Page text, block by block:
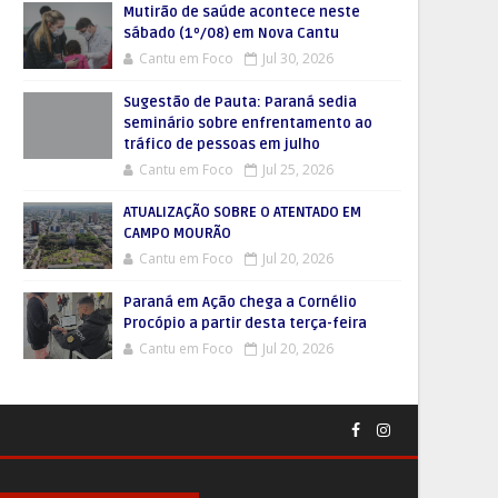
Mutirão de saúde acontece neste
sábado (1º/08) em Nova Cantu
Cantu em Foco Jul 30, 2026
Sugestão de Pauta: Paraná sedia
seminário sobre enfrentamento ao
tráfico de pessoas em julho
Cantu em Foco Jul 25, 2026
ATUALIZAÇÃO SOBRE O ATENTADO EM
CAMPO MOURÃO
Cantu em Foco Jul 20, 2026
Paraná em Ação chega a Cornélio
Procópio a partir desta terça-feira
Cantu em Foco Jul 20, 2026